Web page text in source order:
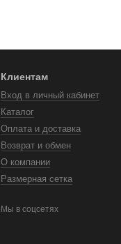
Клиентам
Вход в личный кабинет
Каталог
Оплата и доставка
Возврат и обмен
О компании
Размерная сетка
Мы в соцсетях